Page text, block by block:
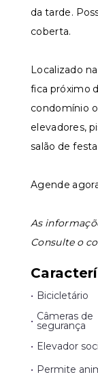
da tarde.
coberta.
Localizado
fica próximo
condomínio
elevadores,
salão de
Agende
As
Consulte o
• Bicicletário
• Câmeras de
segurança
• Elevador
• Permite